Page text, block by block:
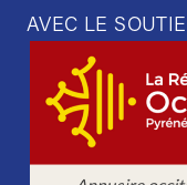
AVEC LE